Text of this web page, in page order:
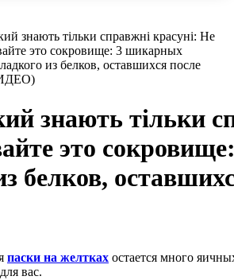
знають тільки справжні красуні: Не
это сокровище: 3 шикарных
из белков, оставшихся после
знають тільки
это
белков,
паски на желтках остается много
вас.